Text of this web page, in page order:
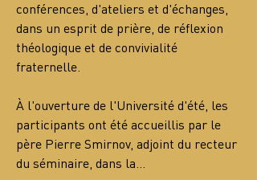
conférences, d'ateliers et d'échanges,
dans un esprit de prière, de réflexion
théologique et de convivialité
fraternelle.
À l'ouverture de l'Université d'été, les
participants ont été accueillis par le
père Pierre Smirnov, adjoint du recteur
du séminaire, dans la…